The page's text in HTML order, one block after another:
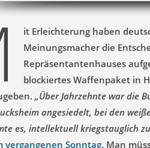
it Erleichterung haben
Meinungsmacher die
Repräsentantenhauses
blockiertes Waffenpaket in
„Über Jahrzehnte war die
angesiedelt, bei den
es, intellektuell kriegstauglich
vergangenen Sonntag. Man